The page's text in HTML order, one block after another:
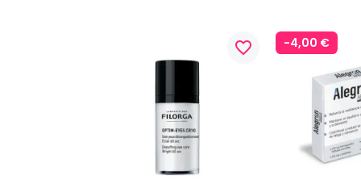
favorite_border -4,00 €